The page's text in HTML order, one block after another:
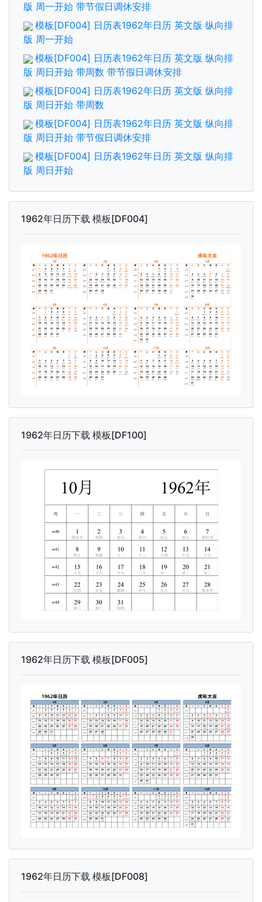
版 周一开始 带节假日调休安排
模板[DF004] 日历表1962年日历 英文版 纵向排
版 周一开始
模板[DF004] 日历表1962年日历 英文版 纵向排
版 周日开始 带周数 带节假日调休安排
模板[DF004] 日历表1962年日历 英文版 纵向排
版 周日开始 带周数
模板[DF004] 日历表1962年日历 英文版 纵向排
版 周日开始 带节假日调休安排
模板[DF004] 日历表1962年日历 英文版 纵向排
版 周日开始
1962年日历下载 模板[DF004]
1962年日历下载 模板[DF100]
1962年日历下载 模板[DF005]
1962年日历下载 模板[DF008]